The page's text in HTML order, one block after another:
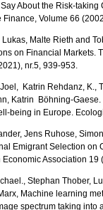
About the Risk-
Finance, Volume 66
Lukas, Malte Rieth and
on Financial Markets.
nr.5, 939-953.
Katrin Rehdanz, K.,
Katrin Böhning-
being in Europe.
Jens Ruhose,
Emigrant Selection on
Economic Association 19
Stephan Thober,
Machine learning
spectrum taking into